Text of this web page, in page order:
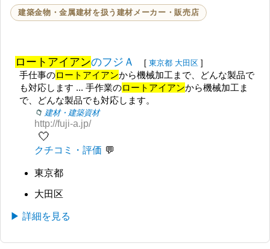
建築金物・金属建材を扱う建材メーカー・販売店
ロートアイアンのフジＡ [ 東京都 大田区 ]
手仕事のロートアイアンから機械加工まで、どんな製品で
も対応します ... 手作業のロートアイアンから機械加工ま
で、どんな製品でも対応します。
建材・建築資材
http://fuji-a.jp/
🤍
クチコミ・評価
東京都
大田区
▶ 詳細を見る